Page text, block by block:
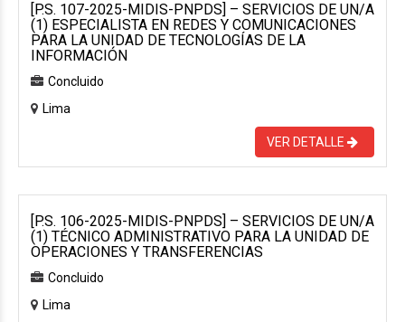
[P.S. 107-2025-MIDIS-PNPDS] – SERVICIOS DE UN/A
(1) ESPECIALISTA EN REDES Y COMUNICACIONES
PARA LA UNIDAD DE TECNOLOGÍAS DE LA
INFORMACIÓN
Concluido
Lima
VER DETALLE
[P.S. 106-2025-MIDIS-PNPDS] – SERVICIOS DE UN/A
(1) TÉCNICO ADMINISTRATIVO PARA LA UNIDAD DE
OPERACIONES Y TRANSFERENCIAS
Concluido
Lima